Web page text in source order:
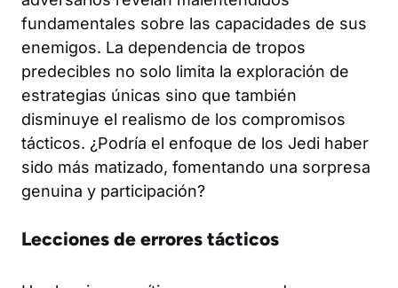
fundamentales sobre las capacidades de sus
enemigos. La dependencia de tropos
predecibles no solo limita la exploración de
estrategias únicas sino que también
disminuye el realismo de los compromisos
tácticos. ¿Podría el enfoque de los Jedi haber
sido más matizado, fomentando una sorpresa
genuina y participación?
Lecciones de errores tácticos